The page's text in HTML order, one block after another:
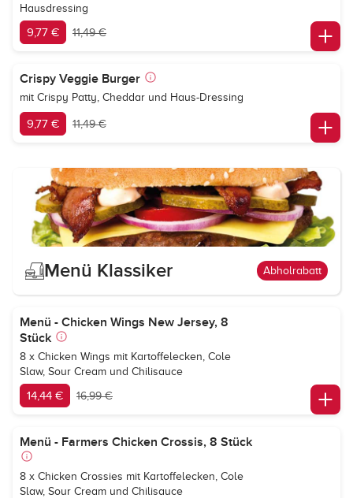
Hausdressing
9,77 € 11,49 €
Crispy Veggie Burger
mit Crispy Patty, Cheddar und Haus-Dressing
9,77 € 11,49 €
Menü Klassiker Abholrabatt
Menü - Chicken Wings New Jersey, 8
Stück
8 x Chicken Wings mit Kartoffelecken, Cole
Slaw, Sour Cream und Chilisauce
14,44 € 16,99 €
Menü - Farmers Chicken Crossis, 8 Stück
8 x Chicken Crossies mit Kartoffelecken, Cole
Slaw, Sour Cream und Chilisauce